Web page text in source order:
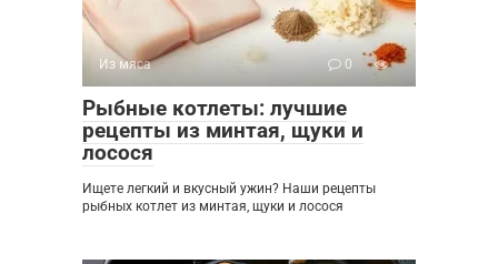
Из мяса 0
Рыбные котлеты: лучшие
рецепты из минтая, щуки и
лосося
Ищете легкий и вкусный ужин? Наши рецепты
рыбных котлет из минтая, щуки и лосося